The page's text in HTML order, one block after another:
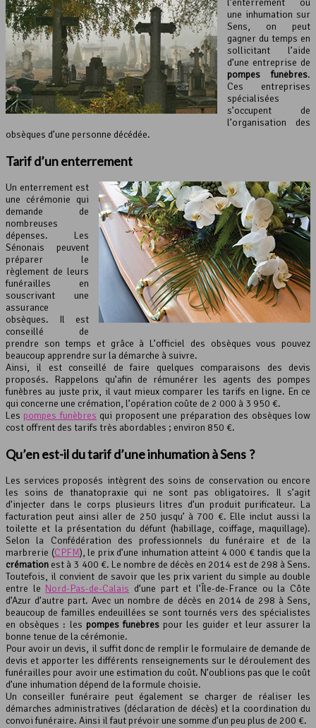
l’enterrement ou
une inhumation sur
Sens, on peut
gagner du temps en
sollicitant l’aide
d’une entreprise de
pompes funèbres.
Ces entreprises
spécialisées
s’occupent de
l’organisation des
obsèques d’une personne décédée.
Tarif d’un enterrement
Un enterrement est
une cérémonie qui
demande de
nombreuses
dépenses. Les
Sénonais peuvent
préparer le
règlement de leurs
funérailles en
souscrivant une
assurance
obsèques. Il est
conseillé de
prendre son temps et grâce à L’officiel des obsèques vous pouvez
beaucoup apprendre sur la démarche à suivre.
Ainsi, il est conseillé de faire quelques comparaisons des devis
proposés. Rappelons qu’afin de rémunérer les agents des pompes
funèbres au juste prix, il vaut mieux comparer les tarifs en ligne. En ce
qui concerne une crémation, l’opération coûte de 2 000 à 3 950 €.
Les pompes funèbres qui proposent une préparation des obsèques low
cost offrent des tarifs très abordables ; environ 850 €.
Qu’en est-il dutarif d’une inhumationà Sens ?
Les services proposés intègrent des soins de conservation ou encore
les soins de thanatopraxie qui ne sont pas obligatoires. Il s’agit
d’injecter dans le corps plusieurs litres d’un produit purificateur. La
facturation peut ainsi aller de 250 jusqu’ à 700 €. Elle inclut aussi la
toilette et la présentation du défunt (habillage, coiffage, maquillage).
Selon la Confédération des professionnels du funéraire et de la
marbrerie (CPFM), le prix d’une inhumation atteint 4 000 € tandis que la
crémation est à 3 400 €. Le nombre de décès en 2014 est de 298 à Sens.
Toutefois, il convient de savoir que les prix varient du simple au double
entre le Nord-Pas-de-Calais d’une part et l’Île-de-France ou la Côte
d’Azur d’autre part. Avec un nombre de décès en 2014 de 298 à Sens,
beaucoup de familles endeuillées se sont tournés vers des spécialistes
en obsèques : les pompes funèbrespour les guider et leur assurer la
bonne tenue de la cérémonie.
Pour avoir un devis, il suffit donc de remplir le formulaire de demande de
devis et apporter les différents renseignements sur le déroulement des
funérailles pour avoir une estimation du coût. N’oublions pas que le coût
d’une inhumation dépend de la formule choisie.
Un conseiller funéraire peut également se charger de réaliser les
démarches administratives (déclaration de décès) et la coordination du
convoi funéraire. Ainsi il faut prévoir une somme d’un peu plus de 200 €.